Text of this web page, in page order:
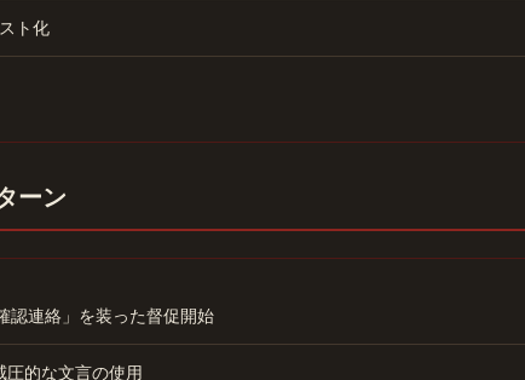
ト化
ーン
認連絡」を装った督促開始
圧的な文言の使用